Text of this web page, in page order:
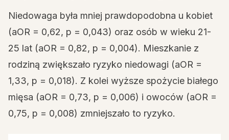
Niedowaga była mniej prawdopodobna u kobiet
(aOR = 0,62, p = 0,043) oraz osób w wieku 21-
25 lat (aOR = 0,82, p = 0,004). Mieszkanie z
rodziną zwiększało ryzyko niedowagi (aOR =
1,33, p = 0,018). Z kolei wyższe spożycie białego
mięsa (aOR = 0,73, p = 0,006) i owoców (aOR =
0,75, p = 0,008) zmniejszało to ryzyko.